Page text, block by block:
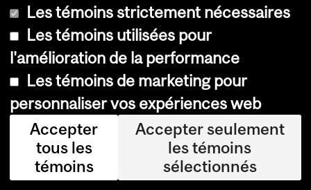
ort
ir
un
be
soi
de
Les témoins strictement nécessaires
Les témoins utilisées pour
l'amélioration de la performance
Les témoins de marketing pour
personnaliser vos expériences web
Accepter
tous les
témoins
Accepter seulement
les témoins
sélectionnés